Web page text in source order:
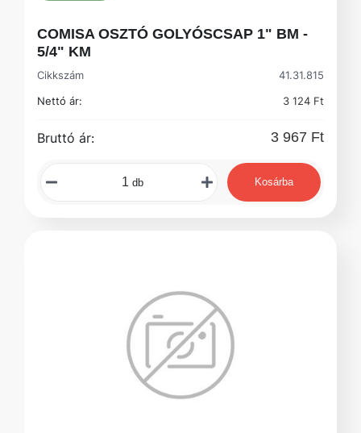
COMISA OSZTÓ GOLYÓSCSAP 1" BM -
5/4" KM
Cikkszám
41.31.815
Nettó ár:
3 124 Ft
Bruttó ár: 3 967 Ft
db Kosárba